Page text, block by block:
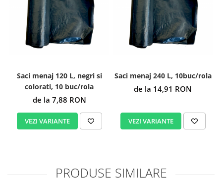
Saci menaj 120 L, negri si
colorati, 10 buc/rola
de la 7,88 RON
VEZI VARIANTE
Saci menaj 240 L, 10buc/rola
de la 14,91 RON
VEZI VARIANTE
PRODUSE SIMILARE